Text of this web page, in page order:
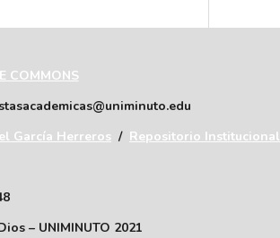
COMMONS
García Herreros / Repositorio Institucional
– UNIMINUTO 2021